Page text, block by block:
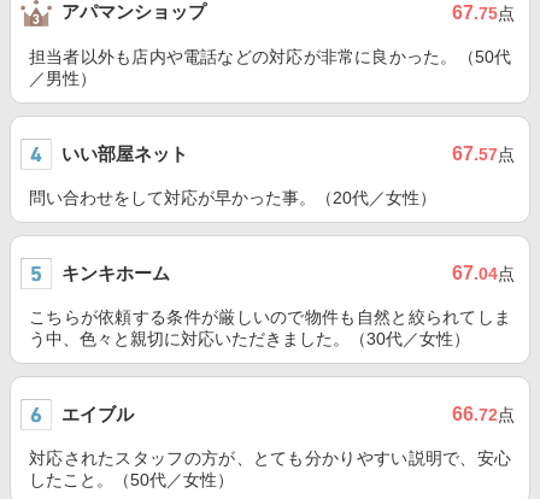
アパマンショップ 67.75点
担当者以外も店内や電話などの対応が非常に良かった。（50代
／男性）
いい部屋ネット 67.57点
問い合わせをして対応が早かった事。（20代／女性）
キンキホーム 67.04点
こちらが依頼する条件が厳しいので物件も自然と絞られてしま
う中、色々と親切に対応いただきました。（30代／女性）
エイブル 66.72点
対応されたスタッフの方が、とても分かりやすい説明で、安心
したこと。（50代／女性）